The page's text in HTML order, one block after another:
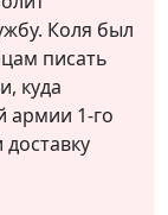
Коля был
писать
куда
армии 1-го